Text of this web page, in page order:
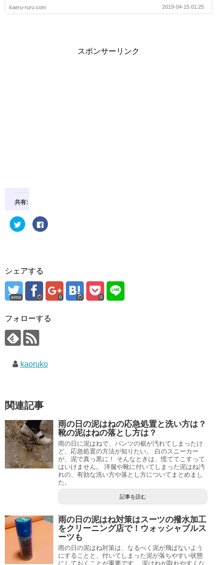
kaeru-ruru.com
2019-04-15 01:25
スポンサーリンク
共有:
ク
リ
i
t
t
で
(
新
い
ウ
ィ
ウ
で
F
a
有
す
る
に
リ
ッ
い
(
で
開
き
ま
す
)
シェアする
error 0 0
フォローする
kaoruko
関連記事
雨の日の泥はねの応急処置と洗い方は？
靴の泥はねの落とし方は？
雨の日に泥はねで、パンツの裾が汚れてしまったけ
ど、応急処置の方法が知りたい。 白のスニーカー
が、泥で真っ黒に！ そんなときは、慌ててこすって
はいけません。 洋服や靴に付いてしまった泥はね汚
れの、有効な洗い方や落とし方についてまとめまし
た。
記事を読む
雨の日の泥はね対策はスーツの撥水加工
をクリーニング店で！ウォッシャブルス
ーツも
雨の日の泥はね対策は、なるべく泥が飛ばないよう
にすることと、付いてしまった泥が落ちやすい状態
にしておくことが重要です。 泥はねが取れやすくな